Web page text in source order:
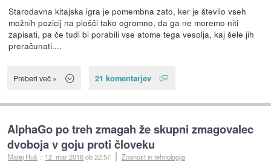
Starodavna kitajska igra je pomembna zato, ker je število vseh
možnih pozicij na plošči tako ogromno, da ga ne moremo niti
zapisati, pa če tudi bi porabili vse atome tega vesolja, kaj šele jih
preračunati....
Preberi več » 21 komentarjev
AlphaGo po treh zmagah že skupni zmagovalec
dvoboja v goju proti človeku
Matej Huš :: 12. mar 2016ob 22:57 Znanost in tehnologija